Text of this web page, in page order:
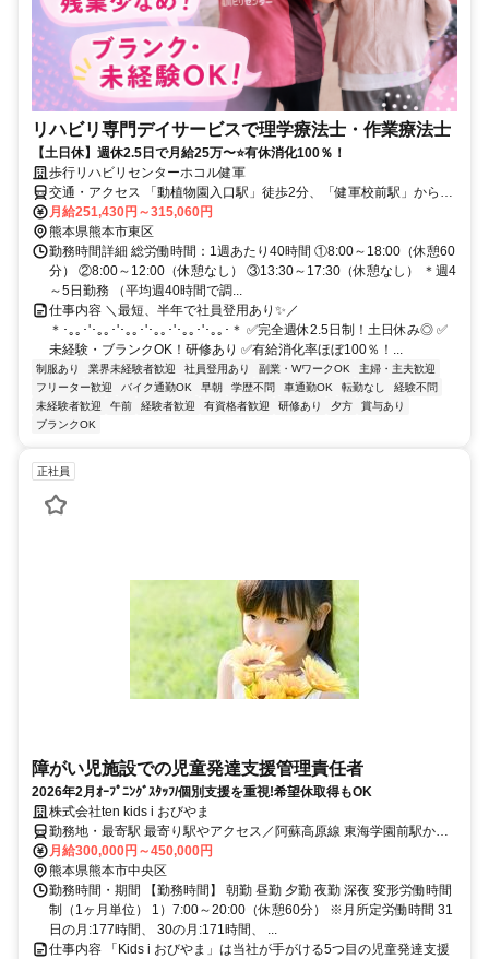
リハビリ専門デイサービスで理学療法士・作業療法士
【土日休】週休2.5日で月給25万〜⭐有休消化100％！
歩行リハビリセンターホコル健軍
交通・アクセス 「動植物園入口駅」徒歩2分、「健軍校前駅」から徒
歩で3分
月給251,430円～315,060円
熊本県熊本市東区
勤務時間詳細 総労働時間：1週あたり40時間 ①8:00～18:00（休憩60
分） ②8:00～12:00（休憩なし） ③13:30～17:30（休憩なし） ＊週4
～5日勤務 （平均週40時間で調...
仕事内容 ＼最短、半年で社員登用あり✨／
＊･｡｡･'･｡｡･'･｡｡･'･｡｡･'･｡｡･'･｡｡･＊ ✅完全週休2.5日制！土日休み◎ ✅
未経験・ブランクOK！研修あり ✅有給消化率ほぼ100％！...
制服あり 業界未経験者歓迎 社員登用あり 副業・WワークOK
主婦・主夫歓迎
フリーター歓迎
バイク通勤OK 早朝 学歴不問 車通勤OK 転勤なし
経験不問
未経験者歓迎
午前 経験者歓迎 有資格者歓迎 研修あり 夕方
賞与あり
ブランクOK
正社員
障がい児施設での児童発達支援管理責任者
2026年2月ｵｰﾌﾟﾆﾝｸﾞｽﾀｯﾌ/個別支援を重視!希望休取得もOK
株式会社ten kids i おびやま
勤務地・最寄駅 最寄り駅やアクセス／阿蘇高原線 東海学園前駅から
車で8分
月給300,000円～450,000円
熊本県熊本市中央区
勤務時間・期間 【勤務時間】 朝勤 昼勤 夕勤 夜勤 深夜 変形労働時間
制（1ヶ月単位） 1）7:00～20:00（休憩60分） ※月所定労働時間 31
日の月:177時間、 30の月:171時間、 ...
仕事内容 「Kids i おびやま」は当社が手がける5つ目の児童発達支援